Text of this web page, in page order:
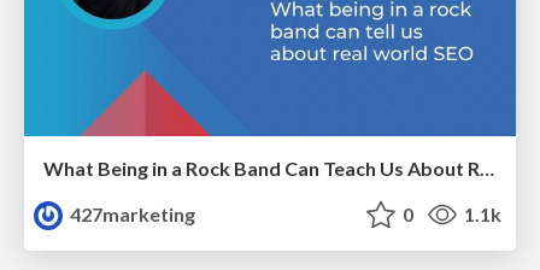
What Being in a Rock Band Can Teach Us About Real World SEO
427marketing
0 1.1k